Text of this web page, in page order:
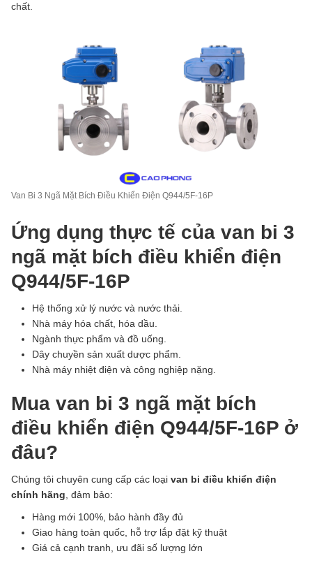
chất.
Van Bi 3 Ngã Mặt Bích Điều Khiển Điện Q944/5F-16P
Ứng dụng thực tế của van bi 3
ngã mặt bích điều khiển điện
Q944/5F-16P
Hệ thống xử lý nước và nước thải.
Nhà máy hóa chất, hóa dầu.
Ngành thực phẩm và đồ uống.
Dây chuyền sản xuất dược phẩm.
Nhà máy nhiệt điện và công nghiệp nặng.
Mua van bi 3 ngã mặt bích
điều khiển điện Q944/5F-16P ở
đâu?
Chúng tôi chuyên cung cấp các loại van bi điều khiển điện
chính hãng , đảm bảo:
Hàng mới 100%, bảo hành đầy đủ
Giao hàng toàn quốc, hỗ trợ lắp đặt kỹ thuật
Giá cả cạnh tranh, ưu đãi số lượng lớn